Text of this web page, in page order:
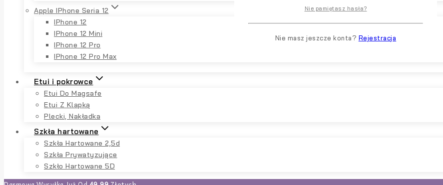
Apple IPhone Seria 12
IPhone 12
IPhone 12 Mini
IPhone 12 Pro
IPhone 12 Pro Max
Etui i pokrowce
Etui Do Magsafe
Etui Z Klapką
Plecki, Nakładka
Szkła hartowane
Szkła Hartowane 2,5d
Szkła Prywatyzujące
Szkło Hartowane 5D
Nie pamiętasz hasła?
Nie masz jeszcze konta? Rejestracja